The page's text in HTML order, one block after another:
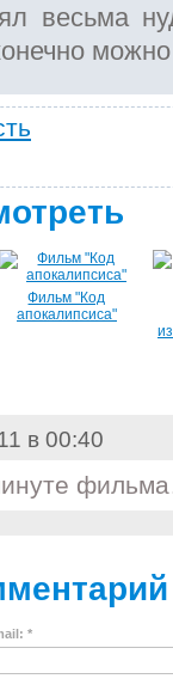
весьма
Фильм "Код
апокалипсиса"
в 00:40
*